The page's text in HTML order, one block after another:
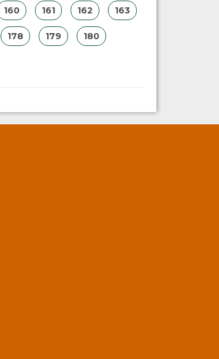
160 161 162 163
178 179 180